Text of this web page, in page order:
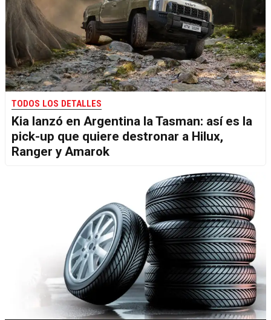
TODOS LOS DETALLES
Kia lanzó en Argentina la Tasman: así es la
pick-up que quiere destronar a Hilux,
Ranger y Amarok